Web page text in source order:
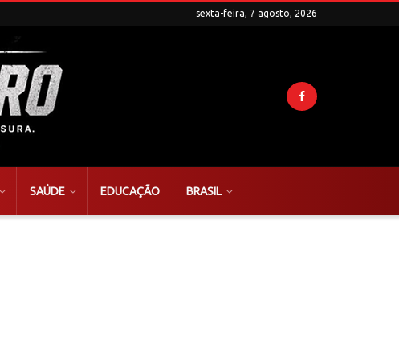
sexta-feira, 7 agosto, 2026
SAÚDE EDUCAÇÃO BRASIL